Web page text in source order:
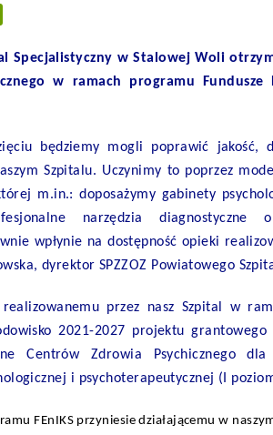
Specjalistyczny w Stalowej Woli
w ramach programu
będziemy mogli poprawić jakość,
Szpitalu. Uczynimy to poprzez
m.in.: doposażymy gabinety
narzędzia diagnostyczne
wpłynie na dostępność opieki
dyrektor SPZZOZ Powiatowego
przez nasz Szpital w
2021-2027 projektu grantowego
Centrów Zdrowia Psychicznego
i psychoterapeutycznej (I
FEnIKS przyniesie działającemu w